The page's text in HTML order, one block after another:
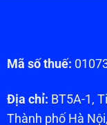
Mã số thuế:
Địa chỉ: BT5A-1,
Thành phố Hà